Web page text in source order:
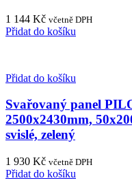
1 144 Kč včetně DPH
Přidat do košíku
Přidat do košíku
Svařovaný panel
2500x2430mm,
svislé, zelený
1 930 Kč včetně DPH
Přidat do košíku